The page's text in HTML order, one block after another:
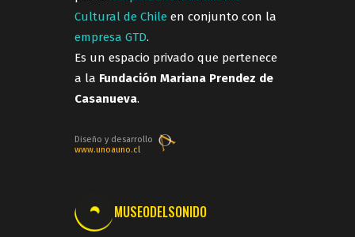
Cultural de Chile en conjunto con la
empresa GTD.
Es un espacio privado que pertenece
a la Fundación Mariana Prendez de
Casanueva.
Diseño y desarrollo
www.unoauno.cl
MUSEODELSONIDO